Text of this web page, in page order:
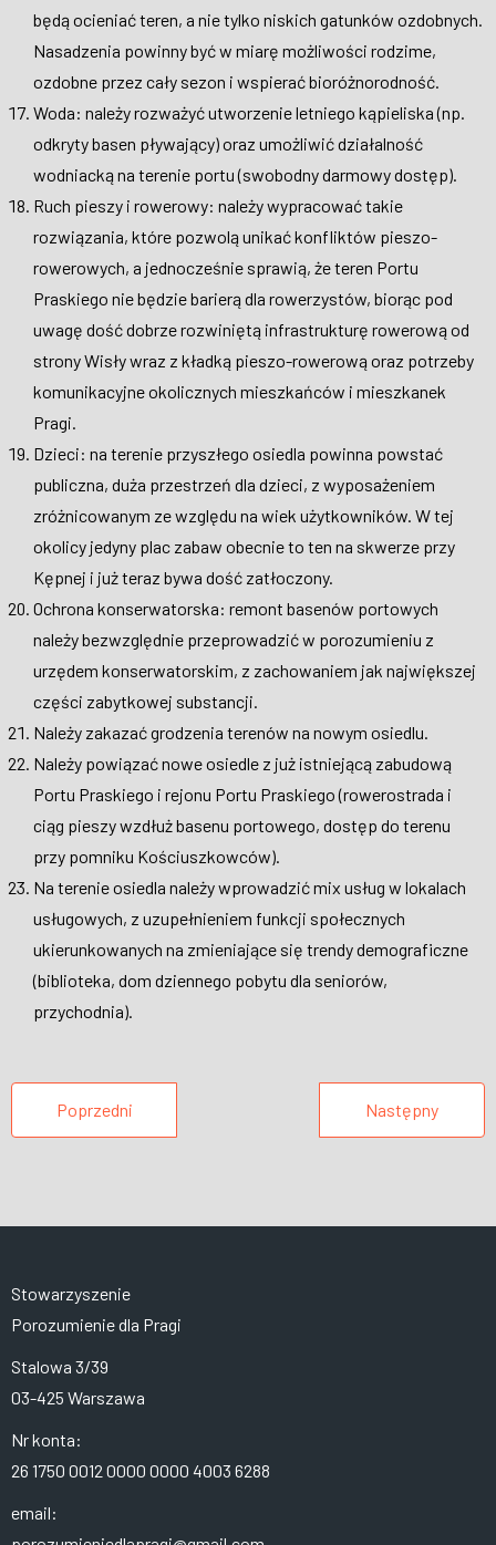
będą ocieniać teren, a nie tylko niskich gatunków ozdobnych.
Nasadzenia powinny być w miarę możliwości rodzime,
ozdobne przez cały sezon i wspierać bioróżnorodność.
Woda: należy rozważyć utworzenie letniego kąpieliska (np.
odkryty basen pływający) oraz umożliwić działalność
wodniacką na terenie portu (swobodny darmowy dostęp).
Ruch pieszy i rowerowy: należy wypracować takie
rozwiązania, które pozwolą unikać konfliktów pieszo-
rowerowych, a jednocześnie sprawią, że teren Portu
Praskiego nie będzie barierą dla rowerzystów, biorąc pod
uwagę dość dobrze rozwiniętą infrastrukturę rowerową od
strony Wisły wraz z kładką pieszo-rowerową oraz potrzeby
komunikacyjne okolicznych mieszkańców i mieszkanek
Pragi.
Dzieci: na terenie przyszłego osiedla powinna powstać
publiczna, duża przestrzeń dla dzieci, z wyposażeniem
zróżnicowanym ze względu na wiek użytkowników. W tej
okolicy jedyny plac zabaw obecnie to ten na skwerze przy
Kępnej i już teraz bywa dość zatłoczony.
Ochrona konserwatorska: remont basenów portowych
należy bezwzględnie przeprowadzić w porozumieniu z
urzędem konserwatorskim, z zachowaniem jak największej
części zabytkowej substancji.
Należy zakazać grodzenia terenów na nowym osiedlu.
Należy powiązać nowe osiedle z już istniejącą zabudową
Portu Praskiego i rejonu Portu Praskiego (rowerostrada i
ciąg pieszy wzdłuż basenu portowego, dostęp do terenu
przy pomniku Kościuszkowców).
Na terenie osiedla należy wprowadzić mix usług w lokalach
usługowych, z uzupełnieniem funkcji społecznych
ukierunkowanych na zmieniające się trendy demograficzne
(biblioteka, dom dziennego pobytu dla seniorów,
przychodnia).
Poprzedni Następny
Stowarzyszenie
Porozumienie dla Pragi
Stalowa 3/39
03-425 Warszawa
Nr konta:
26 1750 0012 0000 0000 4003 6288
email: